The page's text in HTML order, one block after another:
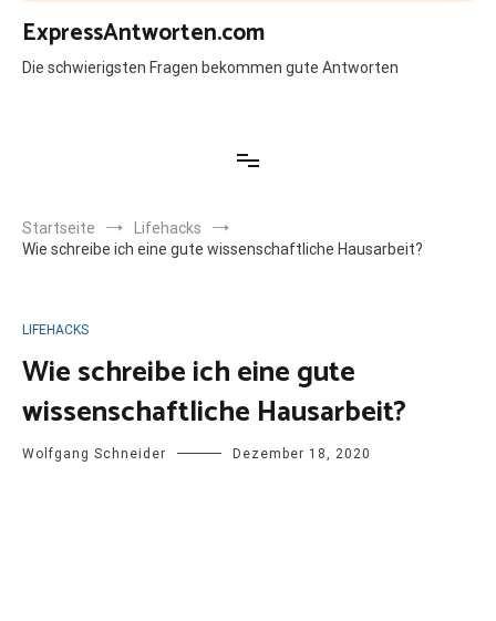
Zum
Inhalt
springen
ExpressAntworten.com
Die schwierigsten Fragen bekommen gute Antworten
Startseite
Lifehacks
Wie schreibe ich eine gute wissenschaftliche Hausarbeit?
LIFEHACKS
Wie schreibe ich eine gute
wissenschaftliche Hausarbeit?
Wolfgang Schneider Dezember 18, 2020